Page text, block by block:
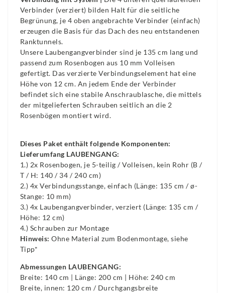
Verbinder (verziert) bilden Halt für die seitliche
Begrünung, je 4 oben angebrachte Verbinder (einfach)
erzeugen die Basis für das Dach des neu entstandenen
Ranktunnels.
Unsere Laubengangverbinder sind je 135 cm lang und
passend zum Rosenbogen aus 10 mm Volleisen
gefertigt. Das verzierte Verbindungselement hat eine
Höhe von 12 cm. An jedem Ende der Verbinder
befindet sich eine stabile Anschraublasche, die mittels
der mitgelieferten Schrauben seitlich an die 2
Rosenbögen montiert wird.
Dieses Paket enthält folgende Komponenten:
Lieferumfang LAUBENGANG:
1.) 2x Rosenbogen, je 5-teilig / Volleisen, kein Rohr (B /
T / H: 140 / 34 / 240 cm)
2.) 4x Verbindungsstange, einfach (Länge: 135 cm / ø-
Stange: 10 mm)
3.) 4x Laubengangverbinder, verziert (Länge: 135 cm /
Höhe: 12 cm)
4.) Schrauben zur Montage
Hinweis: Ohne Material zum Bodenmontage, siehe
Tipp*
Abmessungen LAUBENGANG:
Breite: 140 cm | Länge: 200 cm | Höhe: 240 cm
Breite, innen: 120 cm / Durchgangsbreite